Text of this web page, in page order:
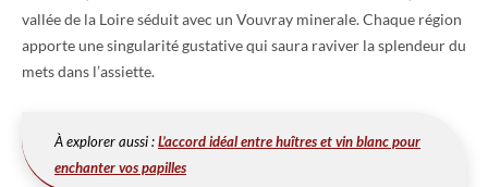
vallée de la Loire séduit avec un Vouvray minerale. Chaque région
apporte une singularité gustative qui saura raviver la splendeur du
mets dans l’assiette.
À explorer aussi :L’accord idéal entre huîtres et vin blanc pour
enchanter vos papilles